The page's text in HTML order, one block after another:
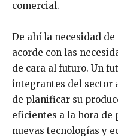
comercial.
De ahí la necesidad
acorde con las
de cara al futuro. Un
integrantes del sector
de planificar su
eficientes a la hora
nuevas tecnologías y